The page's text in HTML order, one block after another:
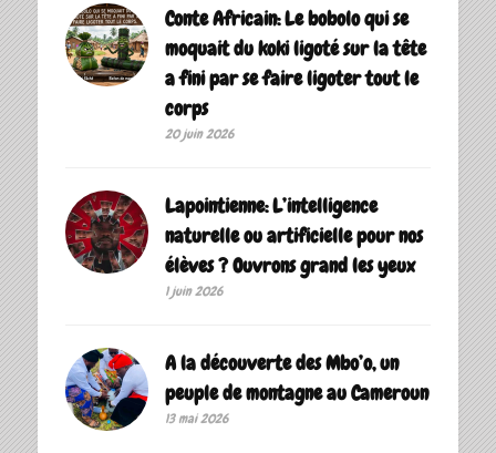
Conte Africain: Le bobolo qui se
moquait du koki ligoté sur la tête
a fini par se faire ligoter tout le
corps
20 juin 2026
Lapointienne: L’intelligence
naturelle ou artificielle pour nos
élèves ? Ouvrons grand les yeux
1 juin 2026
A la découverte des Mbo’o, un
peuple de montagne au Cameroun
13 mai 2026